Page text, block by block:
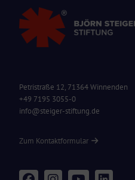
Petristraße 12, 71364 Winnenden
+49 7195 3055-0
info@steiger-stiftung.de
Zum Kontaktformular